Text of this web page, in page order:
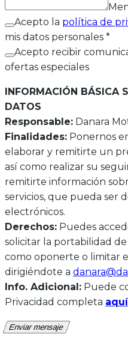
Acepto la política de
mis datos personales *
Acepto recibir
ofertas especiales
INFORMACIÓN BÁSICA
DATOS
Responsable: Danara
Finalidades: Ponernos
elaborar y remitirte un
así como realizar su
remitirte información
servicios, que pueda ser
electrónicos.
Derechos: Puedes
solicitar la portabilidad
como oponerte o limitar
dirigiéndote a
Info. Adicional: Puede
Privacidad completa aquí
Enviar mensaje